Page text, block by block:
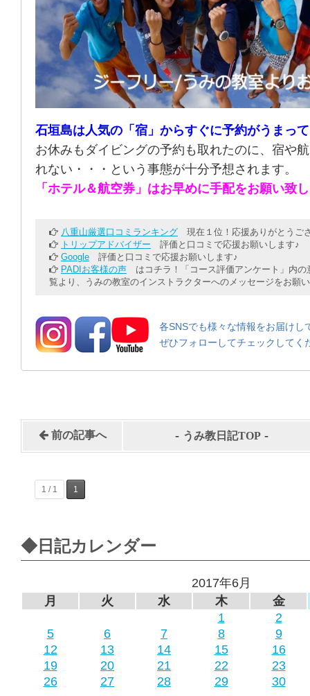
石垣島は人気の「宿」からすぐに予約がうまっ
お休みもダイビングの予約も取れたのに、宿や
れない・・・という事態が十分予想されます。
「ホテル＆航空券」はお早めに手配をお願い致
八重山厳選口コミランキング 現在１位！応援ありがとうご
トリップアドバイザー 評価と口コミで応援お願いします♪
Google 評価と口コミで応援お願いします♪
PADIお客様の声 はコチラ！「コース評価アンケート」内の
覧より、うみの教室のインストラクターへのメッセージをお願
各SNSでも様々な情報をお届けし
ぜひフォローしてチェックしてく
前の記事へ - うみ教日記TOP -
1 / 1 1
◆日記カレンダー
2017年6月
月
火 水 木
金
1
2
5
6 7 8
9
12
13 14 15
16
19
20 21 22
23
26
27 28 29 30